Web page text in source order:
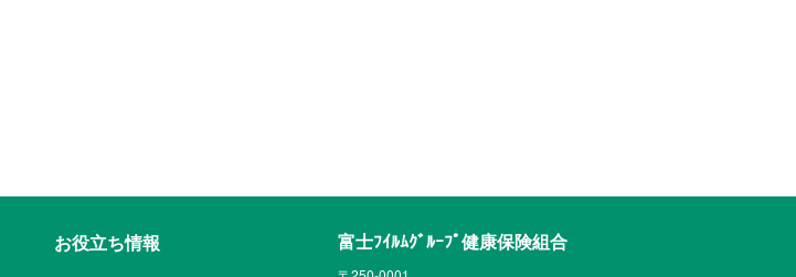
お役立ち情報 富士ﾌｲﾙﾑｸﾞﾙｰﾌﾟ健康保険組合